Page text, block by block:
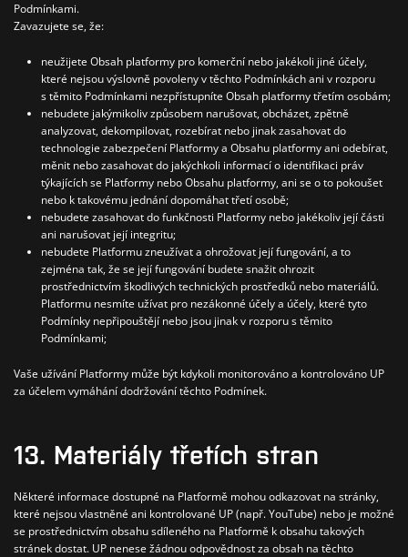
Podmínkami.
Zavazujete se, že:
neužijete Obsah platformy pro komerční nebo jakékoli jiné účely,
které nejsou výslovně povoleny v těchto Podmínkách ani v rozporu
s těmito Podmínkami nezpřístupníte Obsah platformy třetím osobám;
nebudete jakýmikoliv způsobem narušovat, obcházet, zpětně
analyzovat, dekompilovat, rozebírat nebo jinak zasahovat do
technologie zabezpečení Platformy a Obsahu platformy ani odebírat,
měnit nebo zasahovat do jakýchkoli informací o identifikaci práv
týkajících se Platformy nebo Obsahu platformy, ani se o to pokoušet
nebo k takovému jednání dopomáhat třetí osobě;
nebudete zasahovat do funkčnosti Platformy nebo jakékoliv její části
ani narušovat její integritu;
nebudete Platformu zneužívat a ohrožovat její fungování, a to
zejména tak, že se její fungování budete snažit ohrozit
prostřednictvím škodlivých technických prostředků nebo materiálů.
Platformu nesmíte užívat pro nezákonné účely a účely, které tyto
Podmínky nepřipouštějí nebo jsou jinak v rozporu s těmito
Podmínkami;
Vaše užívání Platformy může být kdykoli monitorováno a kontrolováno UP
za účelem vymáhání dodržování těchto Podmínek.
13. Materiály třetích stran
Některé informace dostupné na Platformě mohou odkazovat na stránky,
které nejsou vlastněné ani kontrolované UP (např. YouTube) nebo je možné
se prostřednictvím obsahu sdíleného na Platformě k obsahu takových
stránek dostat. UP nenese žádnou odpovědnost za obsah na těchto